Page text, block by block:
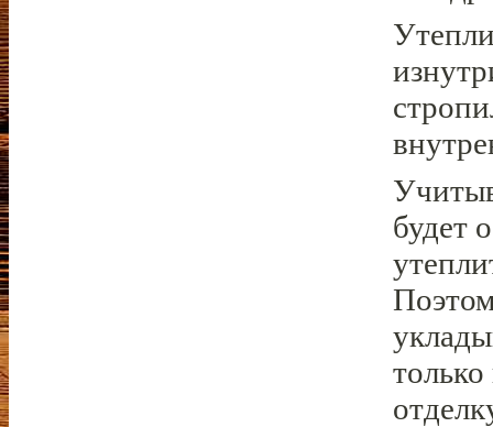
будет